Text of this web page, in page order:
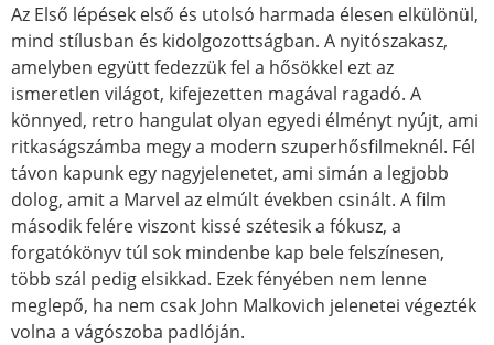
Az Első lépések első és utolsó harmada élesen elkülönül,
mind stílusban és kidolgozottságban. A nyitószakasz,
amelyben együtt fedezzük fel a hősökkel ezt az
ismeretlen világot, kifejezetten magával ragadó. A
könnyed, retro hangulat olyan egyedi élményt nyújt, ami
ritkaságszámba megy a modern szuperhősfilmeknél. Fél
távon kapunk egy nagyjelenetet, ami simán a legjobb
dolog, amit a Marvel az elmúlt években csinált. A film
második felére viszont kissé szétesik a fókusz, a
forgatókönyv túl sok mindenbe kap bele felszínesen,
több szál pedig elsikkad. Ezek fényében nem lenne
meglepő, ha nem csak John Malkovich jelenetei végezték
volna a vágószoba padlóján.